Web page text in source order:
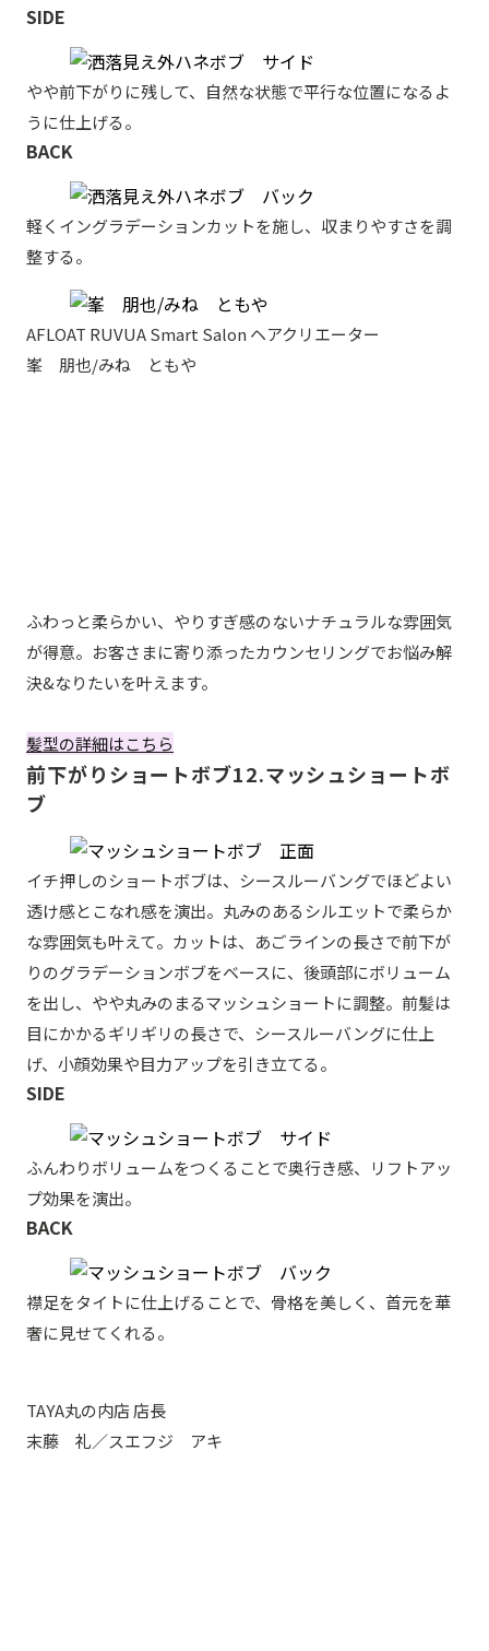
SIDE
やや前下がりに残して、自然な状態で平行な位置になるよ
うに仕上げる。
BACK
軽くイングラデーションカットを施し、収まりやすさを調
整する。
AFLOAT RUVUA Smart Salon ヘアクリエーター
峯 朋也/みね ともや
ふわっと柔らかい、やりすぎ感のないナチュラルな雰囲気
が得意。お客さまに寄り添ったカウンセリングでお悩み解
決&なりたいを叶えます。
髪型の詳細はこちら
前下がりショートボブ12.マッシュショートボ
ブ
イチ押しのショートボブは、シースルーバングでほどよい
透け感とこなれ感を演出。丸みのあるシルエットで柔らか
な雰囲気も叶えて。カットは、あごラインの長さで前下が
りのグラデーションボブをベースに、後頭部にボリューム
を出し、やや丸みのまるマッシュショートに調整。前髪は
目にかかるギリギリの長さで、シースルーバングに仕上
げ、小顔効果や目力アップを引き立てる。
SIDE
ふんわりボリュームをつくることで奥行き感、リフトアッ
プ効果を演出。
BACK
襟足をタイトに仕上げることで、骨格を美しく、首元を華
奢に見せてくれる。
TAYA丸の内店 店長
末藤 礼／スエフジ アキ